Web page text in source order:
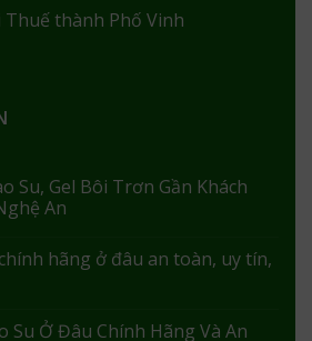
Thuế thành Phố Vinh
Su, Gel Bôi Trơn Gần Khách
An
hãng ở đâu an toàn, uy tín,
Su Ở Đâu Chính Hãng Và An